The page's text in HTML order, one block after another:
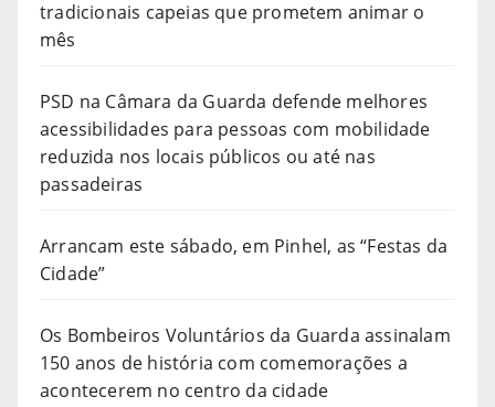
tradicionais capeias que prometem animar o
mês
PSD na Câmara da Guarda defende melhores
acessibilidades para pessoas com mobilidade
reduzida nos locais públicos ou até nas
passadeiras
Arrancam este sábado, em Pinhel, as “Festas da
Cidade”
Os Bombeiros Voluntários da Guarda assinalam
150 anos de história com comemorações a
acontecerem no centro da cidade